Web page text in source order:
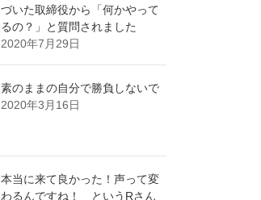
づいた取締役から「何かやって
るの？」と質問されました
2020年7月29日
素のままの自分で勝負しないで
2020年3月16日
本当に来て良かった！声って変
わるんですね！ というRさん